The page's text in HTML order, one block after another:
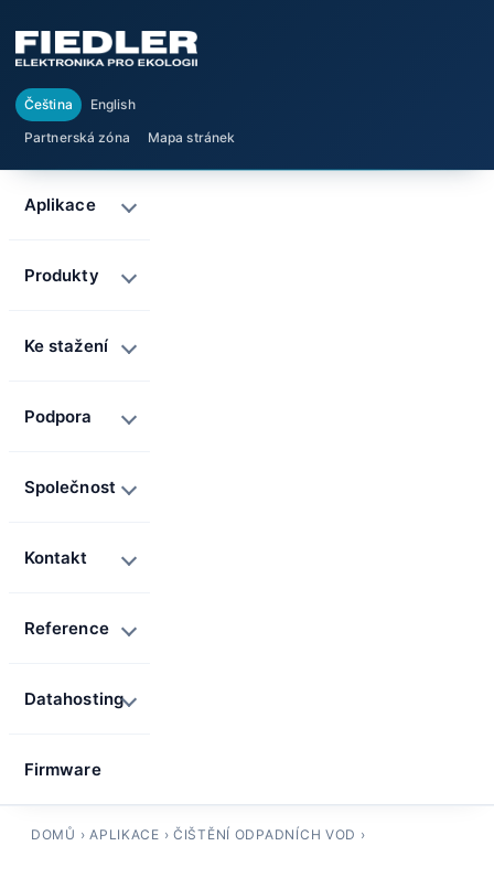
Čeština
English
Partnerská zóna
Mapa stránek
DOMŮ ›APLIKACE › ČIŠTĚNÍ ODPADNÍCH VOD ›
Aplikace
Produkty
Ke stažení
Podpora
Společnost
Kontakt
Reference
Datahosting
Firmware